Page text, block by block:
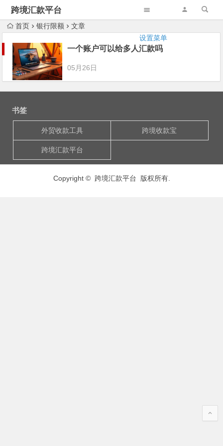
跨境汇款平台
设置菜单
首页 银行限额 文章
一个账户可以给多人汇款吗
05月26日
书签
外贸收款工具 跨境收款宝
跨境汇款平台
Copyright © 跨境汇款平台 版权所有.